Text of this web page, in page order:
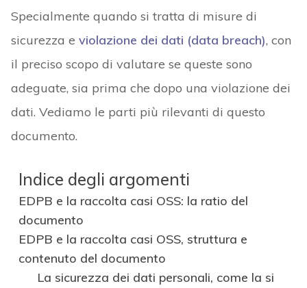
Specialmente quando si tratta di misure di
sicurezza e violazione dei dati (data breach), con
il preciso scopo di valutare se queste sono
adeguate, sia prima che dopo una violazione dei
dati. Vediamo le parti più rilevanti di questo
documento.
Indice degli argomenti
EDPB e la raccolta casi OSS: la ratio del
documento
EDPB e la raccolta casi OSS, struttura e
contenuto del documento
La sicurezza dei dati personali, come la si